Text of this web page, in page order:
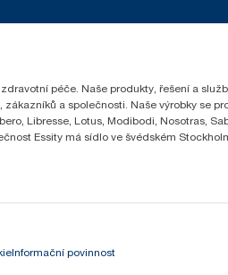
péče. Naše produkty, řešení a
a společnosti. Naše výrobky se
Libresse, Lotus, Modibodi, Nosotras,
Essity má sídlo ve švédském
Informační povinnost